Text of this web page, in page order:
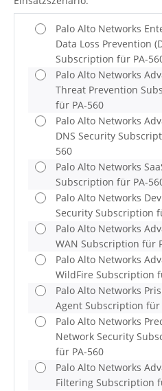
Palo Alto Networks
Data Loss Prevention
Subscription für PA-
Palo Alto Networks
Threat Prevention
für PA-560
Palo Alto Networks
DNS Security
560
Palo Alto Networks
Subscription für PA-
Palo Alto Networks
Security Subscription
Palo Alto Networks
WAN Subscription für
Palo Alto Networks
WildFire Subscription
Palo Alto Networks
Agent Subscription für
Palo Alto Networks
Network Security
für PA-560
Palo Alto Networks
Filtering Subscription